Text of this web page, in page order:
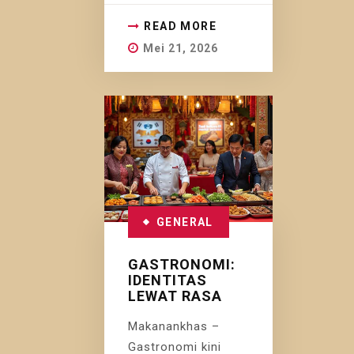
READ MORE
Mei 21, 2026
GENERAL
GASTRONOMI:
IDENTITAS
LEWAT RASA
Makanankhas –
Gastronomi kini